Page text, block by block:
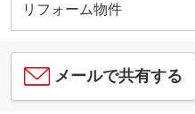
リフォーム物件
メールで共有する